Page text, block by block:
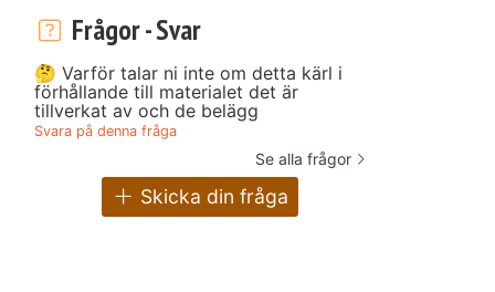
Frågor - Svar
🤔 Varför talar ni inte om detta kärl i
förhållande till materialet det är
tillverkat av och de belägg
Svara på denna fråga
Se alla frågor
Skicka din fråga